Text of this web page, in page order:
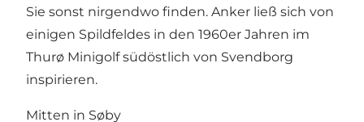
Sie sonst nirgendwo finden. Anker ließ sich von
einigen Spildfeldes in den 1960er Jahren im
Thurø Minigolf südöstlich von Svendborg
inspirieren.
Mitten in Søby